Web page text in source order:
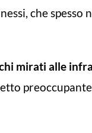
che spesso
mirati alle